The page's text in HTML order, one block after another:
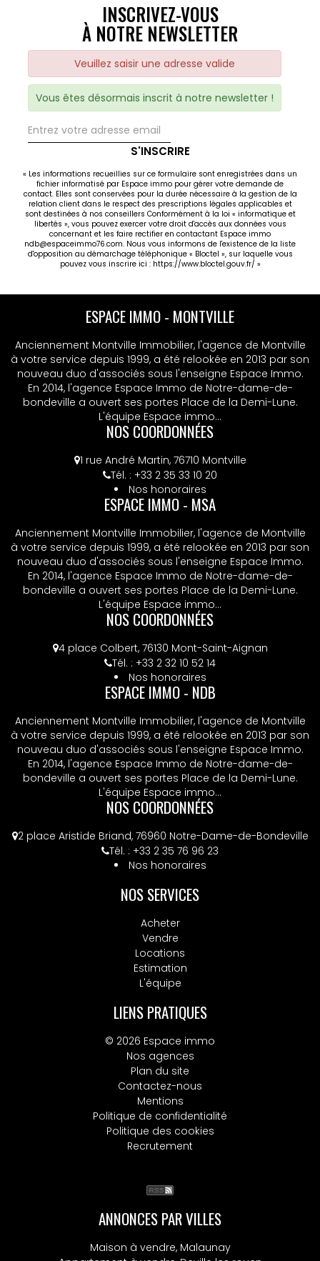
INSCRIVEZ-VOUS
À NOTRE NEWSLETTER
Veuillez saisir une adresse valide
Vous êtes désormais inscrit à notre newsletter !
S'INSCRIRE
« Les informations recueillies sur ce formulaire sont enregistrées dans un
fichier informatisé par Espace immo pour gérer votre demande de
contact. Elles sont conservées pour la durée nécessaire à la gestion de la
relation client dans le respect des prescriptions légales applicables et
sont destinées à nos conseillers Conformément à la loi « informatique et
libertés », vous pouvez exercer votre droit d'accès aux données vous
concernant et les faire rectifier en contactant Espace immo
ndb@espaceimmo76.com. Nous vous informons de l'existence de la liste
d'opposition au démarchage téléphonique « Bloctel », sur laquelle vous
pouvez vous inscrire ici : https://www.bloctel.gouv.fr/ »
ESPACE IMMO - MONTVILLE
Anciennement Montville Immobilier, l'agence de Montville
à votre service depuis 1999, a été relookée en 2013 par son
nouveau duo d'associés sous l'enseigne Espace Immo.
En 2014, l'agence Espace Immo de Notre-dame-de-
bondeville a ouvert ses portes Place de la Demi-Lune.
L'équipe Espace immo...
NOS COORDONNÉES
1 rue André Martin, 76710 Montville
Tél. : +33 2 35 33 10 20
Nos honoraires
ESPACE IMMO - MSA
Anciennement Montville Immobilier, l'agence de Montville
à votre service depuis 1999, a été relookée en 2013 par son
nouveau duo d'associés sous l'enseigne Espace Immo.
En 2014, l'agence Espace Immo de Notre-dame-de-
bondeville a ouvert ses portes Place de la Demi-Lune.
L'équipe Espace immo...
NOS COORDONNÉES
4 place Colbert, 76130 Mont-Saint-Aignan
Tél. : +33 2 32 10 52 14
Nos honoraires
ESPACE IMMO - NDB
Anciennement Montville Immobilier, l'agence de Montville
à votre service depuis 1999, a été relookée en 2013 par son
nouveau duo d'associés sous l'enseigne Espace Immo.
En 2014, l'agence Espace Immo de Notre-dame-de-
bondeville a ouvert ses portes Place de la Demi-Lune.
L'équipe Espace immo...
NOS COORDONNÉES
2 place Aristide Briand, 76960 Notre-Dame-de-Bondeville
Tél. : +33 2 35 76 96 23
Nos honoraires
NOS SERVICES
Acheter
Vendre
Locations
Estimation
L'équipe
LIENS PRATIQUES
© 2026 Espace immo
Nos agences
Plan du site
Contactez-nous
Mentions
Politique de confidentialité
Politique des cookies
Recrutement
ANNONCES PAR VILLES
Maison à vendre, Malaunay